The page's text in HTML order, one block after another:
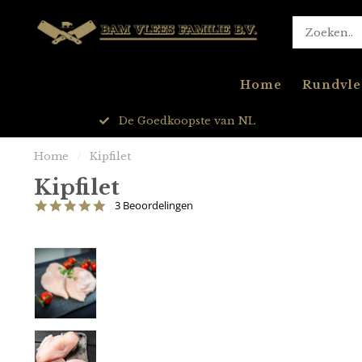
Home
24/7 Bereikbaar
Home / Kipfilet
Kipfilet
5.0
3 Beoordelingen